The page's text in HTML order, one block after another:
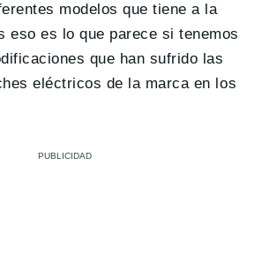
modelos que tiene a la
eso es lo que parece si tenemos
que han sufrido las
eléctricos de la marca en los